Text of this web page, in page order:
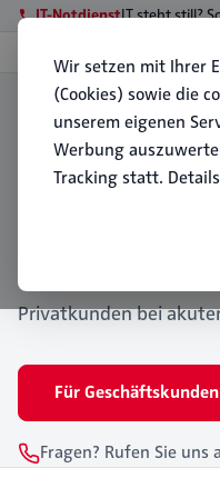
IT-NotdienstIT steht still?
SICHER. EFFIZIENT.
IT-
Ihr digitaler
PC112 ist Ihr Partner
Wir unterstützen
Privatkunden bei
Für Geschäftskunden
Fragen? Rufen Sie uns
Wir setzen mit Ihrer
(Cookies) sowie die
unserem eigenen
Werbung
Tracking statt.